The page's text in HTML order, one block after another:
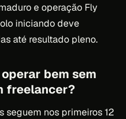
e operação Fly
iniciando deve
até resultado pleno.
bem sem
freelancer?
seguem nos primeiros 12